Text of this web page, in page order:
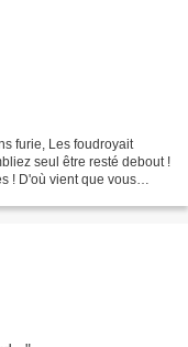
furie, Les foudroyait
seul être resté debout !
! D'où vient que vous